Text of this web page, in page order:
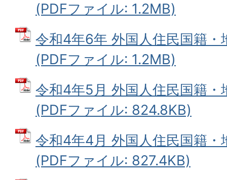
(PDFファイル: 1.2MB)
令和4年6年 外国人住民国籍・
(PDFファイル: 1.2MB)
令和4年5月 外国人住民国籍・
(PDFファイル: 824.8KB)
令和4年4月 外国人住民国籍・
(PDFファイル: 827.4KB)